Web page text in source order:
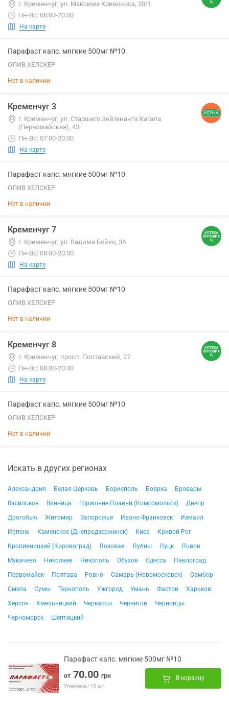
г. Кременчуг, ул. Максима Кривоноса, 20/1
Пн-Вс: 08:00-20:00
На карте
Парафаст капс. мягкие 500мг №10
ОЛИВ ХЕЛСКЕР
Нет в наличии
Кременчуг 3
г. Кременчуг, ул. Старшего лейтенанта Кагала
(Первомайская), 43
Пн-Вс: 07:00-20:00
На карте
Парафаст капс. мягкие 500мг №10
ОЛИВ ХЕЛСКЕР
Нет в наличии
Кременчуг 7
г. Кременчуг, ул. Вадима Бойко, 3А
Пн-Вс: 08:00-20:00
На карте
Парафаст капс. мягкие 500мг №10
ОЛИВ ХЕЛСКЕР
Нет в наличии
Кременчуг 8
г. Кременчуг, просп. Полтавский, 27
Пн-Вс: 08:00-20:00
На карте
Парафаст капс. мягкие 500мг №10
ОЛИВ ХЕЛСКЕР
Нет в наличии
Искать в других регионах
Александрия Белая Церковь Борисполь Боярка
Бровары
Васильков
Винница Горишние Плавни (Комсомольск)
Днепр
Дрогобыч
Житомир Запорожье Ивано-Франковск
Измаил
Ирпень
Каменское (Днепродзержинск) Киев
Кривой Рог
Кропивницкий (Кировоград)
Лозовая Лубны Луцк
Львов
Мукачево
Николаев Никополь Обухов Одесса
Павлоград
Первомайск
Полтава Ровно Самарь (Новомосковск)
Самбор
Смела
Сумы Тернополь Ужгород Умань Фастов
Харьков
Херсон
Хмельницкий Черкассы Чернигов
Черновцы
Черноморск
Шептицкий
Парафаст капс. мягкие 500мг №10
от 70.00 грн
Упаковка / 10 шт.
В корзину